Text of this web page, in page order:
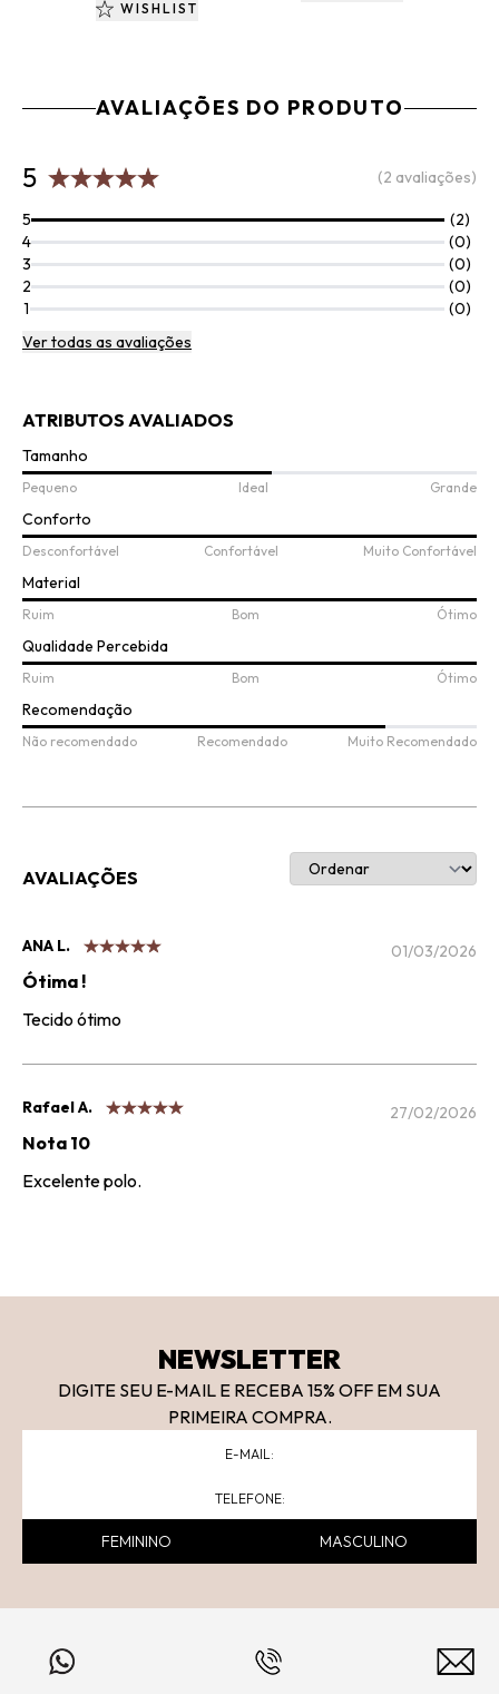
WISHLIST
AVALIAÇÕES DO PRODUTO
5 (2 avaliações)
5
(2)
4
(0)
3
(0)
2
(0)
1
(0)
Ver todas as avaliações
ATRIBUTOS AVALIADOS
Tamanho
Pequeno Ideal Grande
Conforto
Desconfortável Confortável Muito Confortável
Material
Ruim Bom Ótimo
Qualidade Percebida
Ruim Bom Ótimo
Recomendação
Não recomendado Recomendado Muito Recomendado
AVALIAÇÕES
ANA L. 01/03/2026
Ótima !
Tecido ótimo
Rafael A. 27/02/2026
Nota 10
Excelente polo.
NEWSLETTER
DIGITE SEU E-MAIL E RECEBA 15% OFF EM SUA
PRIMEIRA COMPRA.
FEMININO MASCULINO